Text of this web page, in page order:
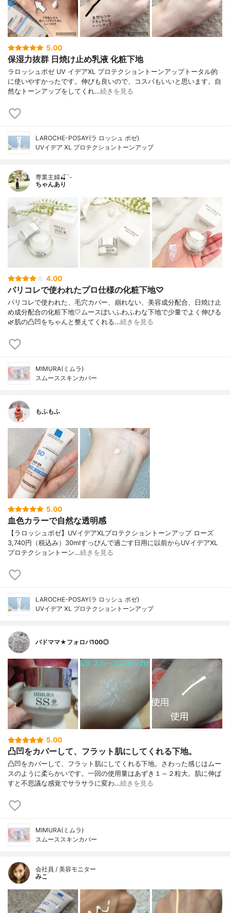
5.00
保湿力抜群 日焼け止め乳液 化粧下地
ラロッシュポゼ UV イデアXL プロテクショントーンアップトータル的
に使いやすかったです。伸びも良いので、コスパもいいと思います。自
然なトーンアップをしてくれ…続きを見る
LAROCHE-POSAY(ラ ロッシュ ポゼ)
UVイデア XL プロテクショントーンアップ
専業主婦🍒´-
ちゃんあり
4.00
パリコレで使われたプロ仕様の化粧下地♡
パリコレで使われた、毛穴カバー、崩れない、美容成分配合、日焼け止
め成分配合の化粧下地🤍ムースぽいふわふわな下地で少量でよく伸びる
🌿肌の凸凹をちゃんと整えてくれる…続きを見る
MIMURA(ミムラ)
スムーススキンカバー
もふもふ
5.00
血色カラーで自然な透明感
【ラロッシュポゼ】UVイデアXLプロテクショントーンアップ ローズ
3,740円（税込み）30mlすっぴんで過ごす日用に以前からUVイデアXL
プロテクショントーン…続きを見る
LAROCHE-POSAY(ラ ロッシュ ポゼ)
UVイデア XL プロテクショントーンアップ
バドママ★フォロバ100◎
5.00
凸凹をカバーして、フラット肌にしてくれる下地。
凸凹をカバーして、フラット肌にしてくれる下地。さわった感じはムー
スのように柔らかいです。一回の使用量はあずき１～２粒大。肌に伸ば
すと不思議な感覚でサラサラに変わ…続きを見る
MIMURA(ミムラ)
スムーススキンカバー
会社員 / 美容モニター
みこ